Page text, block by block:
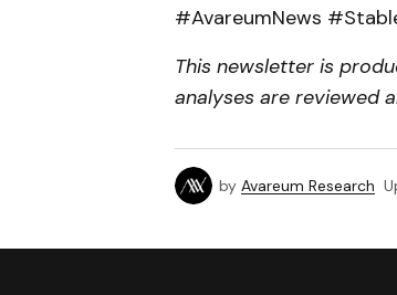
#AvareumNews
This newsletter is
analyses are reviewed
by Avareum Research